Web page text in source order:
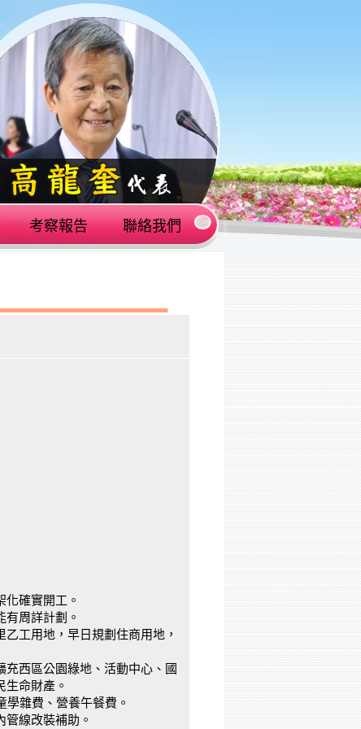
考察報告 聯絡我們
確實開工。
周詳計劃。
工用地，早日規劃住商用地，
西區公園綠地、活動中心、國
命財產。
雜費、營養午餐費。
線改裝補助。